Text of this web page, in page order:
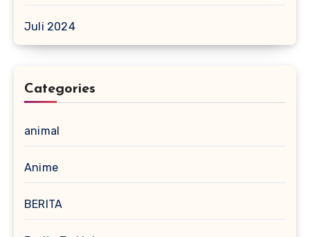
Juli 2024
Categories
animal
Anime
BERITA